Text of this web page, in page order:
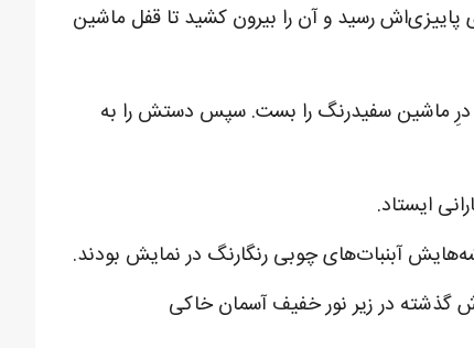
رسید و آن را بیرون کشید تا قفل ماشین
درِ ماشین سفیدرنگ را بست. سپس دستش را به
ایستاد.
آبنبات‌های چوبی رنگارنگ در نمایش بودند.
گذشته در زیر نور خفیف آسمان خاکی